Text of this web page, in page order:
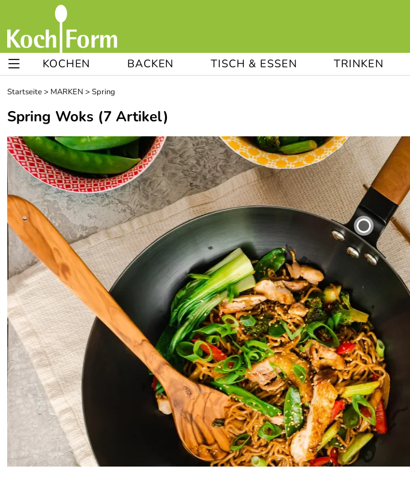
KOCHEN BACKEN TISCH & ESSEN TRINKEN
Startseite> MARKEN > Spring
Spring Woks (7 Artikel)